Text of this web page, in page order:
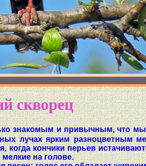
скворец
знакомым и привычным, что мы
лучах ярким разноцветным
когда кончики перьев
на голове.